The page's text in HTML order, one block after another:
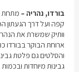
בורדו, נהריה – מתחת
קפה ועל דרך
וותיק שמשרת את
ארוחת הבוקר בבורדו
והסלטים גם פלטת
גבינות מיוחדות